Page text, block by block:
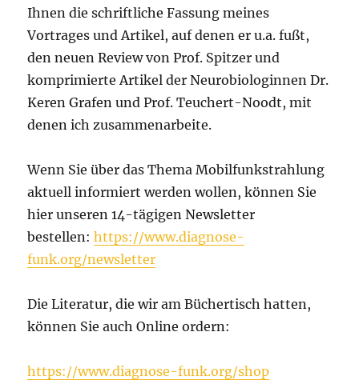
Ihnen die schriftliche Fassung meines
Vortrages und Artikel, auf denen er u.a. fußt,
den neuen Review von Prof. Spitzer und
komprimierte Artikel der Neurobiologinnen Dr.
Keren Grafen und Prof. Teuchert-Noodt, mit
denen ich zusammenarbeite.
Wenn Sie über das Thema Mobilfunkstrahlung
aktuell informiert werden wollen, können Sie
hier unseren 14-tägigen Newsletter
bestellen:https://www.diagnose-
funk.org/newsletter
Die Literatur, die wir am Büchertisch hatten,
können Sie auch Online ordern:
https://www.diagnose-funk.org/shop